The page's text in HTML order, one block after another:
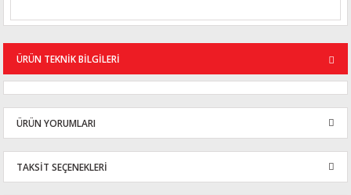
ÜRÜN TEKNİK BİLGİLERİ
ÜRÜN YORUMLARI
Bu ürüne ilk yorumu siz yapın!
TAKSİT SEÇENEKLERİ